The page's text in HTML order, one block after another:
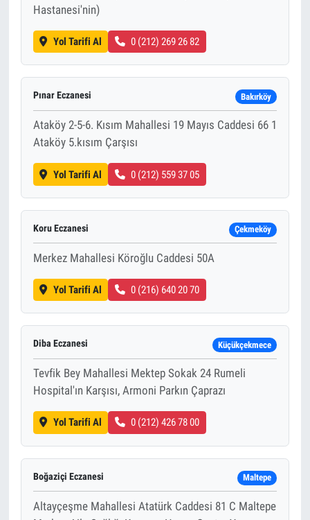
Hastanesi'nin)
Yol Tarifi Al 0 (212) 269 26 82
Pınar Eczanesi Bakırköy
Ataköy 2-5-6. Kısım Mahallesi 19 Mayıs Caddesi 66 1
Ataköy 5.kısım Çarşısı
Yol Tarifi Al 0 (212) 559 37 05
Koru Eczanesi Çekmeköy
Merkez Mahallesi Köroğlu Caddesi 50A
Yol Tarifi Al 0 (216) 640 20 70
Diba Eczanesi Küçükçekmece
Tevfik Bey Mahallesi Mektep Sokak 24 Rumeli
Hospital'ın Karşısı, Armoni Parkın Çaprazı
Yol Tarifi Al 0 (212) 426 78 00
Boğaziçi Eczanesi Maltepe
Altayçeşme Mahallesi Atatürk Caddesi 81 C Maltepe